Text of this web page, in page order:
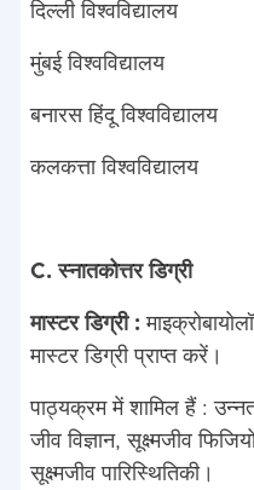
दिल्ली विश्वविद्यालय
मुंबई विश्वविद्यालय
बनारस हिंदू विश्वविद्यालय
कलकत्ता विश्वविद्यालय
C. स्नातकोत्तर डिग्री
मास्टर डिग्री :
मास्टर डिग्री प्राप्त करें।
पाठ्यक्रम में शामिल हैं : उन्नत
जीव विज्ञान, सूक्ष्मजीव
सूक्ष्मजीव पारिस्थितिकी।